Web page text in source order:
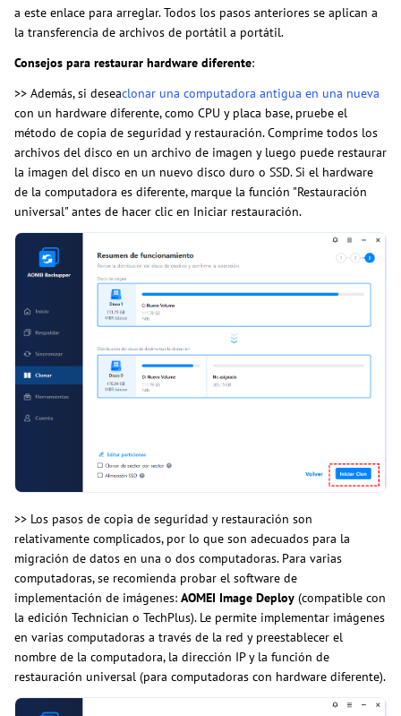
a este enlace para arreglar. Todos los pasos anteriores se aplican a
la transferencia de archivos de portátil a portátil.
Consejos para restaurar hardware diferente:
>> Además, si deseaclonar una computadora antigua en una nueva
con un hardware diferente, como CPU y placa base, pruebe el
método de copia de seguridad y restauración. Comprime todos los
archivos del disco en un archivo de imagen y luego puede restaurar
la imagen del disco en un nuevo disco duro o SSD. Si el hardware
de la computadora es diferente, marque la función "Restauración
universal" antes de hacer clic en Iniciar restauración.
>> Los pasos de copia de seguridad y restauración son
relativamente complicados, por lo que son adecuados para la
migración de datos en una o dos computadoras. Para varias
computadoras, se recomienda probar el software de
implementación de imágenes: AOMEI Image Deploy (compatible con
la edición Technician o TechPlus). Le permite implementar imágenes
en varias computadoras a través de la red y preestablecer el
nombre de la computadora, la dirección IP y la función de
restauración universal (para computadoras con hardware diferente).